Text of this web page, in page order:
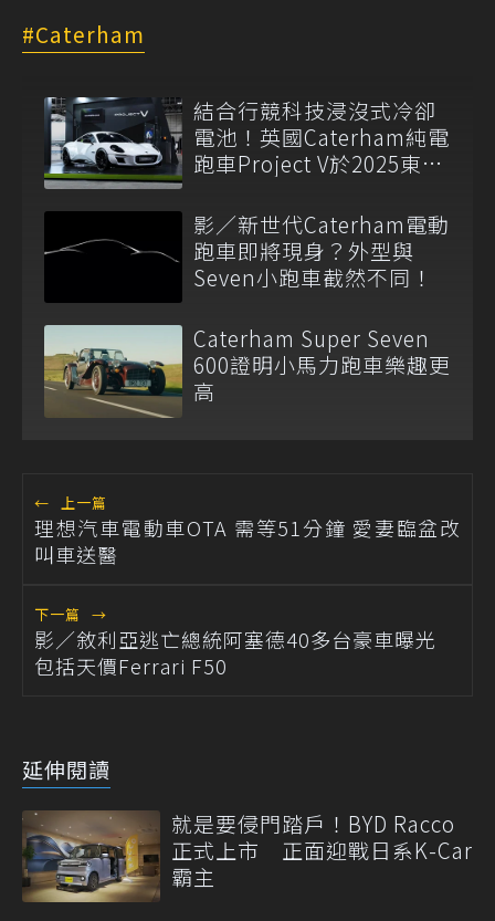
Caterham
結合行競科技浸沒式冷卻
電池！英國Caterham純電
跑車Project V於2025東京
影／新世代Caterham電動
跑車即將現身？外型與
Seven小跑車截然不同！
Caterham Super Seven
600證明小馬力跑車樂趣更
高
← 上一篇
理想汽車電動車OTA 需等51分鐘 愛妻臨盆改
叫車送醫
下一篇 →
影／敘利亞逃亡總統阿塞德40多台豪車曝光
包括天價Ferrari F50
延伸閱讀
就是要侵門踏戶！BYD Racco
正式上市 正面迎戰日系K-Car
霸主